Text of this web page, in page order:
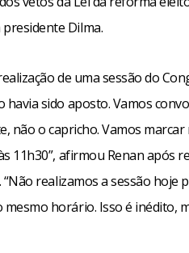
Dilma.
de uma sessão do
sido aposto. Vamos
não o capricho. Vamos marcar
11h30”, afirmou Renan após
realizamos a sessão hoje
horário. Isso é inédito,